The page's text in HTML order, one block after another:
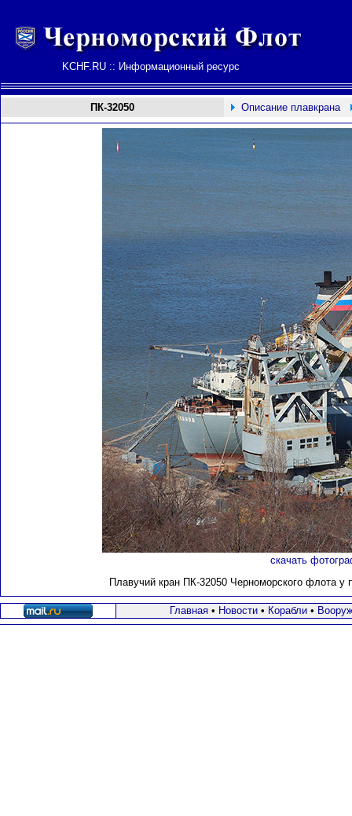
KCHF.RU :: Информационный ресурс
ПК-32050 Описание плавкрана
скачать
Плавучий кран ПК-32050 Черноморского флота
Главная• Новости• Корабли•